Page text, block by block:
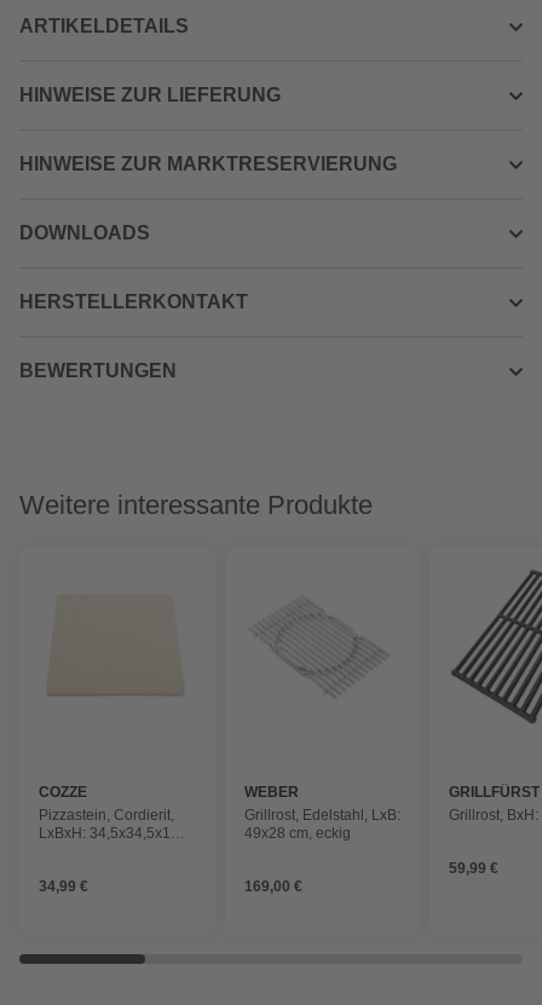
ARTIKELDETAILS
HINWEISE ZUR LIEFERUNG
HINWEISE ZUR MARKTRESERVIERUNG
DOWNLOADS
HERSTELLERKONTAKT
BEWERTUNGEN
Weitere interessante Produkte
COZZE
Pizzastein, Cordierit,
LxBxH: 34,5x34,5x1
34,99 €
WEBER
Grillrost, Edelstahl, LxB:
49x28 cm, eckig
169,00 €
GRILLFÜRST
Grillrost,
59,99 €